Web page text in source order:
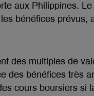
aux Philippines.
bénéfices prévus,
des multiples de
des bénéfices très
cours boursiers si